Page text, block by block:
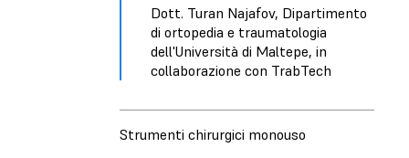
Dott. Turan Najafov, Dipartimento
di ortopedia e traumatologia
dell'Università di Maltepe, in
collaborazione con TrabTech
Strumenti chirurgici monouso